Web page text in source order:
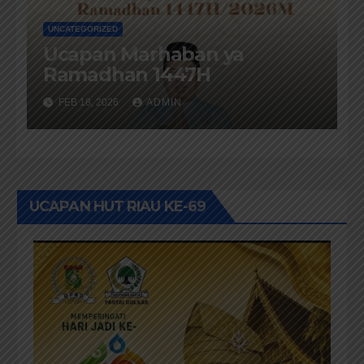
UNCATEGORIZED
Ucapan Marhaban ya
Ramadhan 1447H
FEB 18, 2026 ADMIN
UCAPAN HUT RIAU KE-69